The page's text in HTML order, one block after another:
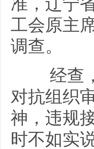
准，辽宁
工会原主
调查。
经查，
对抗组织
神，违规
时不如实